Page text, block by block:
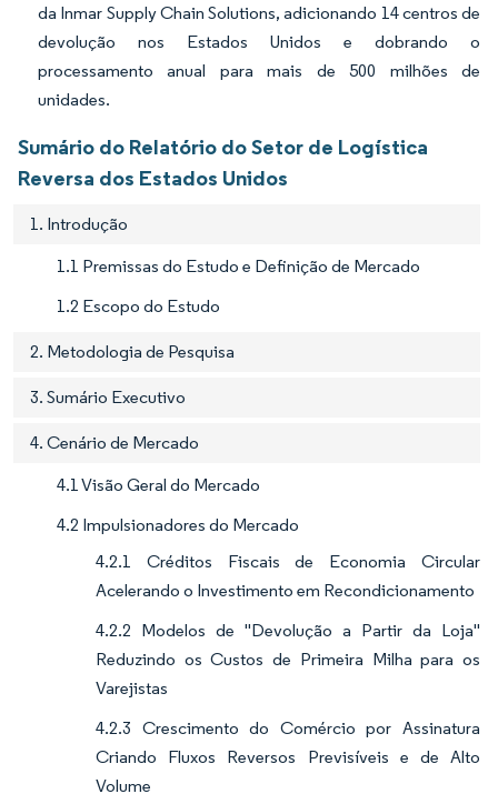
da Inmar Supply Chain Solutions, adicionando 14 centros de
devolução nos Estados Unidos e dobrando o
processamento anual para mais de 500 milhões de
unidades.
Sumário do Relatório do Setor de Logística
Reversa dos Estados Unidos
1. Introdução
1.1 Premissas do Estudo e Definição de Mercado
1.2 Escopo do Estudo
2. Metodologia de Pesquisa
3. Sumário Executivo
4. Cenário de Mercado
4.1 Visão Geral do Mercado
4.2 Impulsionadores do Mercado
4.2.1 Créditos Fiscais de Economia Circular
Acelerando o Investimento em Recondicionamento
4.2.2 Modelos de "Devolução a Partir da Loja"
Reduzindo os Custos de Primeira Milha para os
Varejistas
4.2.3 Crescimento do Comércio por Assinatura
Criando Fluxos Reversos Previsíveis e de Alto
Volume